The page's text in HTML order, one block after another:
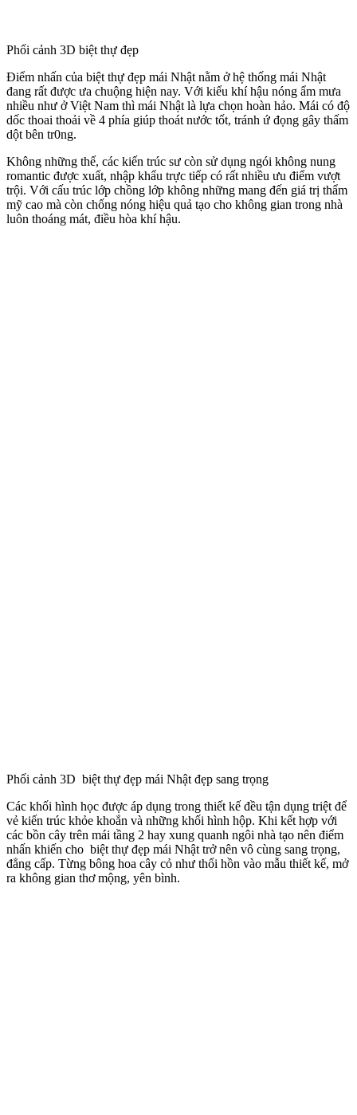
Phối cảnh 3D biệt thự đẹp
Điểm nhấn của biệt thự đẹp mái Nhật nằm ở hệ thống mái Nhật
đang rất được ưa chuộng hiện nay. Với kiểu khí hậu nóng ẩm mưa
nhiều như ở Việt Nam thì mái Nhật là lựa chọn hoàn hảo. Mái có độ
dốc thoai thoải về 4 phía giúp thoát nước tốt, tránh ứ đọng gây thấm
dột bên tr0ng.
Không những thế, các kiến trúc sư còn sử dụng ngói không nung
romantic được xuất, nhập khẩu trực tiếp có rất nhiều ưu điểm vượt
trội. Với cấu trúc lớp chồng lớp không những mang đến giá trị thẩm
mỹ cao mà còn chống nóng hiệu quả tạo cho không gian trong nhà
luôn thoáng mát, điều hòa khí hậu.
Phối cảnh 3D biệt thự đẹp mái Nhật đẹp sang trọng
Các khối hình học được áp dụng trong thiết kế đều tận dụng triệt để
vẻ kiến trúc khỏe khoắn và những khối hình hộp. Khi kết hợp với
các bồn cây trên mái tầng 2 hay xung quanh ngôi nhà tạo nên điểm
nhấn khiến cho biệt thự đẹp mái Nhật trở nên vô cùng sang trọng,
đẳng cấp. Từng bông hoa cây cỏ như thổi hồn vào mẫu thiết kế, mở
ra không gian thơ mộng, yên bình.